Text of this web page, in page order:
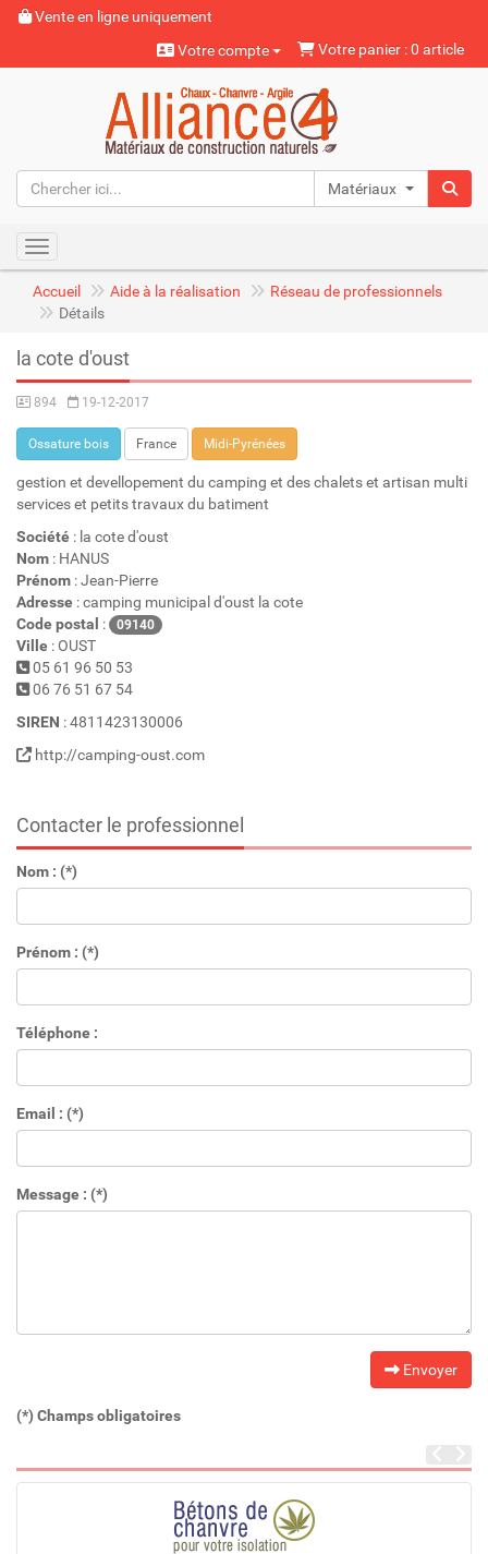
Vente en ligne uniquement
Votre compte
Votre panier : 0 article
Matériaux naturels
Toggle navigation
Accueil Aide à la réalisation
Réseau de professionnels
Détails
la cote d'oust
894 19-12-2017
Ossature bois France Midi-Pyrénées
gestion et devellopement du camping et des chalets et artisan multi
services et petits travaux du batiment
Société : la cote d'oust
Nom : HANUS
Prénom : Jean-Pierre
Adresse : camping municipal d'oust la cote
Code postal : 09140
Ville : OUST
05 61 96 50 53
06 76 51 67 54
SIREN : 4811423130006
http://camping-oust.com
Contacter le professionnel
Nom : (*)
Prénom : (*)
Téléphone :
Email : (*)
Message : (*)
Envoyer
(*) Champs obligatoires